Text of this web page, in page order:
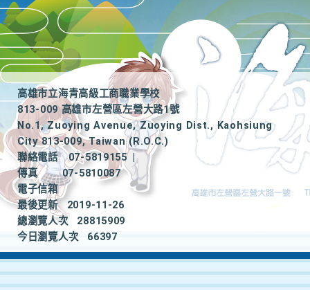
高雄市立海青高級工商職業學校
813-009 高雄市左營區左營大路1號
No.1, Zuoying Avenue, Zuoying Dist., Kaohsiung
City 813-009, Taiwan (R.O.C.)
聯絡電話
07-5819155
|
傳真
07-5810087
電子信箱
最後更新
2019-11-26
總瀏覽人次
28815909
今日瀏覽人次
66397